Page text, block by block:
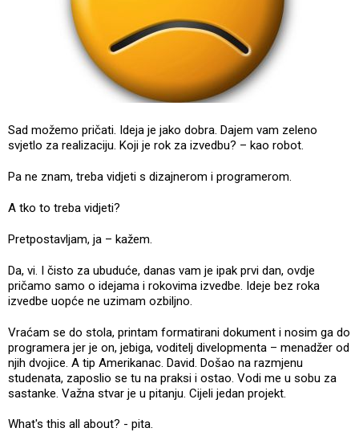
Sad možemo pričati. Ideja je jako dobra. Dajem vam zeleno
svjetlo za realizaciju. Koji je rok za izvedbu? – kao robot.
Pa ne znam, treba vidjeti s dizajnerom i programerom.
A tko to treba vidjeti?
Pretpostavljam, ja – kažem.
Da, vi. I čisto za ubuduće, danas vam je ipak prvi dan, ovdje
pričamo samo o idejama i rokovima izvedbe. Ideje bez roka
izvedbe uopće ne uzimam ozbiljno.
Vraćam se do stola, printam formatirani dokument i nosim ga do
programera jer je on, jebiga, voditelj divelopmenta – menadžer od
njih dvojice. A tip Amerikanac. David. Došao na razmjenu
studenata, zaposlio se tu na praksi i ostao. Vodi me u sobu za
sastanke. Važna stvar je u pitanju. Cijeli jedan projekt.
What's this all about? - pita.